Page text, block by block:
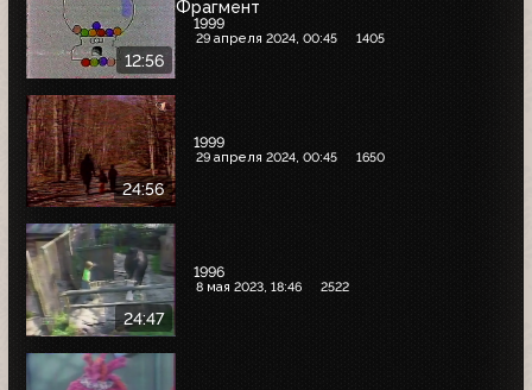
12:56
Фрагмент
1999
29 апреля 2024, 00:45 1405
24:56
1999
29 апреля 2024, 00:45 1650
24:47
1996
8 мая 2023, 18:46 2522